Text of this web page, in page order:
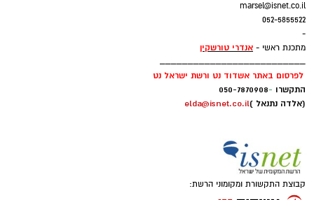
marsel@isnet.co.il
052-5855522
-
מתכנת ראשי - אנדרי טורשקין
__________________________
לפרסום באתר אשדוד נט ורשת ישראל נט
התקשרו -
050-7870908
(אלדה נתנאל )elda@isnet.co.il
קבוצת התקשורת ומקומוני הרשת: